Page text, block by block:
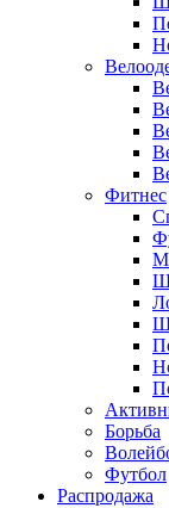
Фитнес
Борьба
Футбол
Распродажа